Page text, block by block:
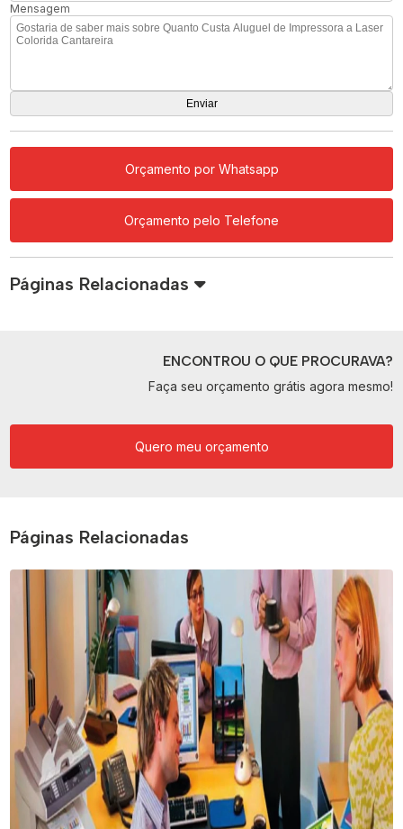
Mensagem
Orçamento por Whatsapp
Orçamento pelo Telefone
Páginas Relacionadas
ENCONTROU O QUE PROCURAVA?
Faça seu orçamento grátis agora mesmo!
Quero meu orçamento
Páginas Relacionadas